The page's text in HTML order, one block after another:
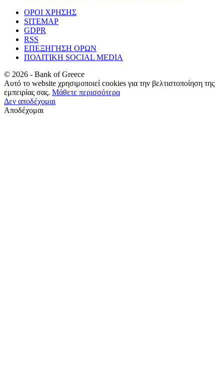
ΟΡΟΙ ΧΡΗΣΗΣ
SITEMAP
GDPR
RSS
ΕΠΕΞΗΓΗΣΗ ΟΡΩΝ
ΠΟΛΙΤΙΚΗ SOCIAL MEDIA
© 2026 - Bank of Greece
Αυτό το website χρησιμοποιεί cookies για την βελτιστοποίηση της
εμπειρίας σας. Μάθετε περισσότερα
Δεν αποδέχομαι
Αποδέχομαι